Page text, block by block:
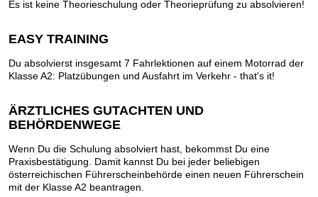
Es ist keine Theorieschulung oder Theorieprüfung zu absolvieren!
EASY TRAINING
Du absolvierst insgesamt 7 Fahrlektionen auf einem Motorrad der
Klasse A2: Platzübungen und Ausfahrt im Verkehr - that's it!
ÄRZTLICHES GUTACHTEN UND
BEHÖRDENWEGE
Wenn Du die Schulung absolviert hast, bekommst Du eine
Praxisbestätigung. Damit kannst Du bei jeder beliebigen
österreichischen Führerscheinbehörde einen neuen Führerschein
mit der Klasse A2 beantragen.